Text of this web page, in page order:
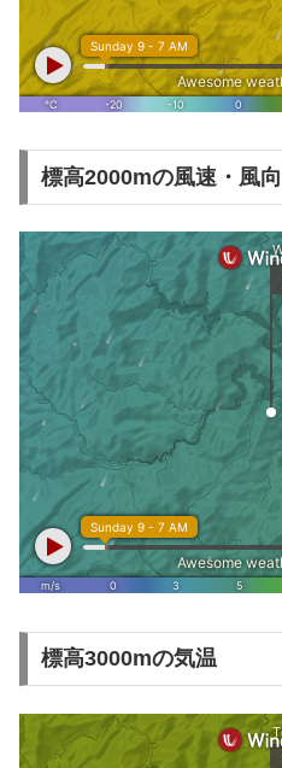
標高2000mの風速・風
標高3000mの気温